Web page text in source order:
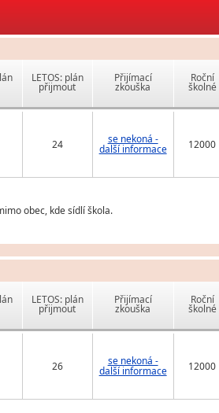
LETOS: plán
přijmout
Přijímací
zkouška
Roční
školné
24 se nekoná -
další informace 12000
obec, kde sídlí škola.
LETOS: plán
přijmout
Přijímací
zkouška
Roční
školné
26 se nekoná -
další informace 12000